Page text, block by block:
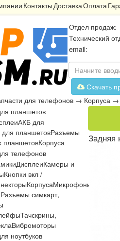
КонтактыДоставкаОплата
Отдел продаж:
Технический
email:
Скачать
для телефонов → Корпуса →
планшетов
АКБ для
планшетовРазъемы
планшетовКорпуса
телефонов
ДисплеиКамеры и
Кнопки вкл /
КорпусаМикрофоны
Разъемы симкарт,
Тачскрины,
Вибромоторы
ноутбуков
Задняя